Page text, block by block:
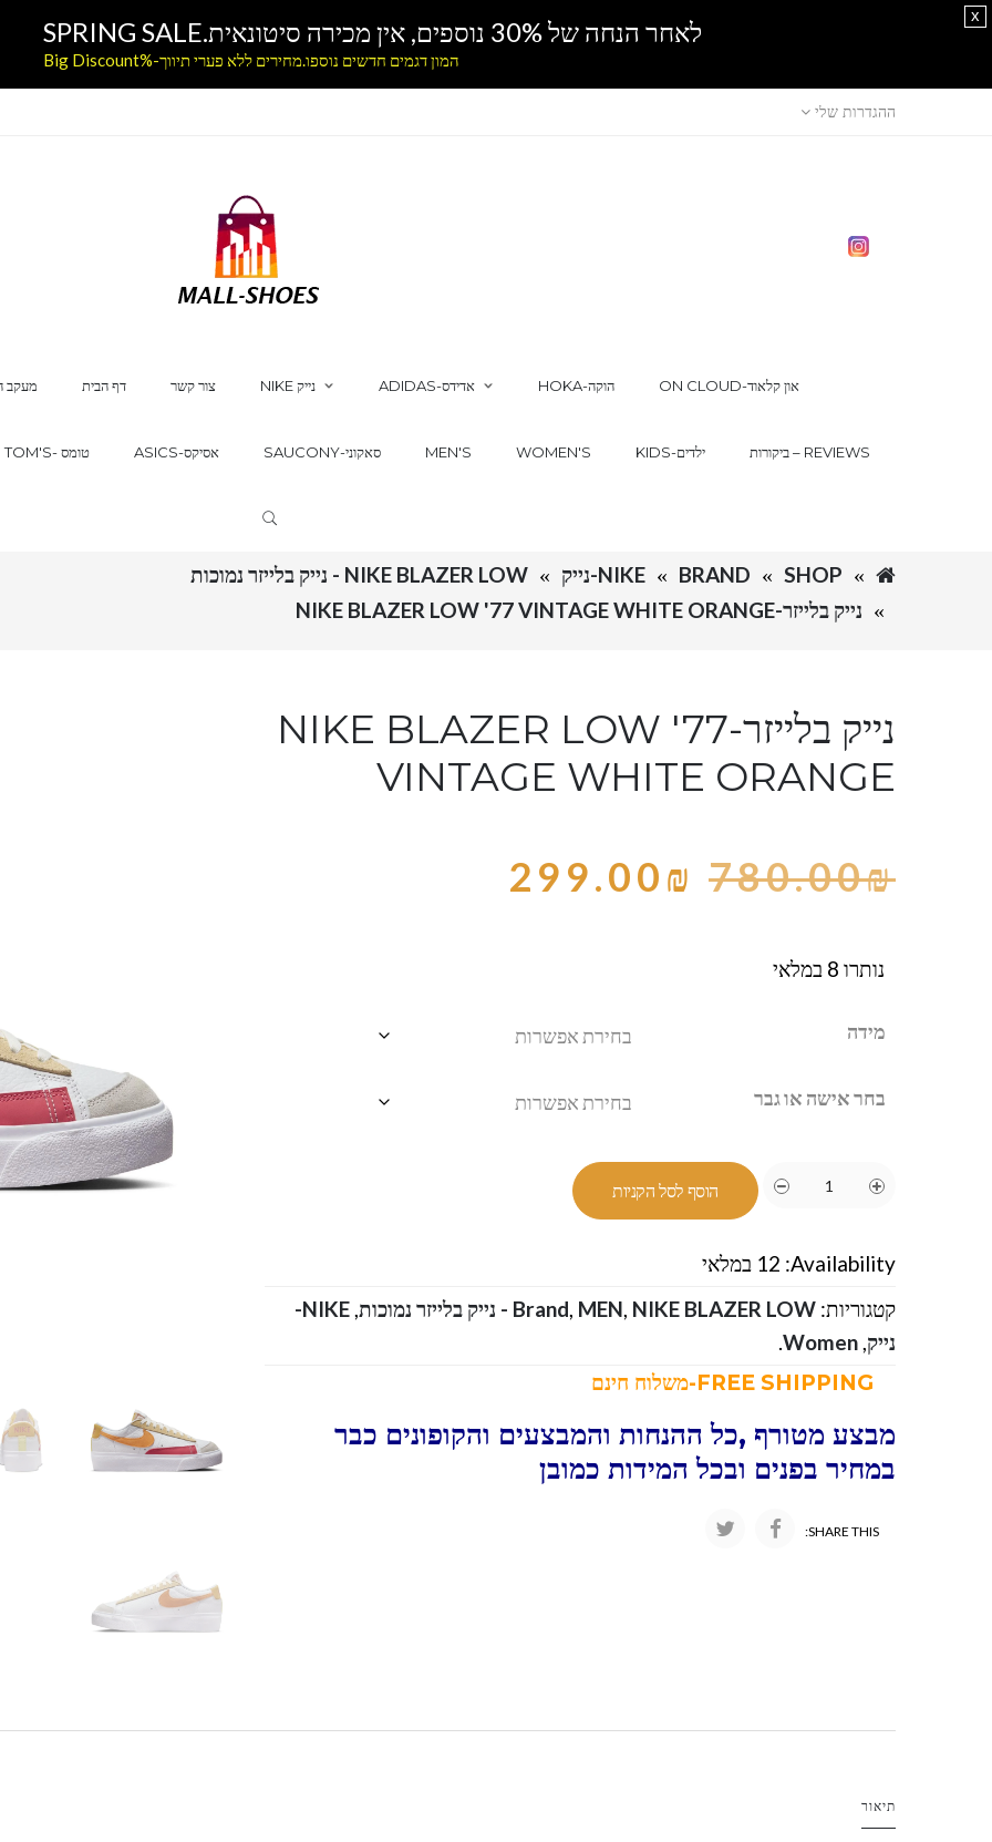
ההגדרות שלי
מעקב דף הבית צור קשר NIKE נייק ADIDAS-אדידס HOKA-הוקה ON CLOUD-און קלאוד
TOM'S- טומס ASICS-אסיקס SAUCONY-סאקוני MEN'S WOMEN'S KIDS-ילדים ביקורות – REVIEWS
SHOP
BRAND NIKE-נייק
NIKE BLAZER LOW - נייק בלייזר נמוכות
נייק בלייזר-NIKE BLAZER LOW '77 VINTAGE WHITE ORANGE
נייק בלייזר-NIKE BLAZER LOW '77
VINTAGE WHITE ORANGE
780.00₪
299.00₪
נותרו 8 במלאי
מידה
בחר אישה או גבר
הוסף לסל הקניות
Availability: 12 במלאי
קטגוריות:
Brand, MEN, NIKE BLAZER LOW - נייק בלייזר נמוכות ,
NIKE-
נייק,
Women
.
מבצע מטורף ,כל ההנחות והמבצעים והקופונים כבר
במחיר בפנים ובכל המידות כמובן
SHARE THIS:
תיאור
לאחר הנחה של 30% נוספים, אין מכירה סיטונאית.SPRING SALE
המון דגמים חדשים נוספו.מחירים ללא פערי תיווך-%Big Discount
x